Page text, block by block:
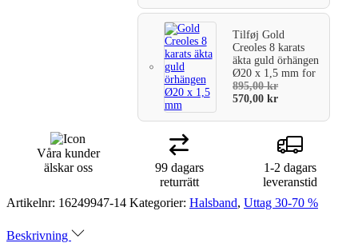
TilføjGold
Creoles 8 karats
äkta guld örhängen
Ø20 x 1,5 mmfor
895,00kr
570,00kr
Våra kunder
älskar oss
99 dagars
returrätt
1-2 dagars
leveranstid
Artikelnr: 16249947-14 Kategorier: Halsband, Uttag 30-70 %
Beskrivning